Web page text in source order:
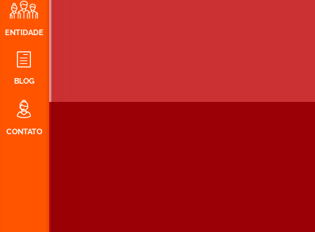
ENTIDADE
BLOG
CONTATO